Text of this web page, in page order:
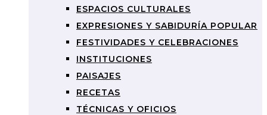
ESPACIOS CULTURALES
EXPRESIONES Y SABIDURÍA POPULAR
FESTIVIDADES Y CELEBRACIONES
INSTITUCIONES
PAISAJES
RECETAS
TÉCNICAS Y OFICIOS